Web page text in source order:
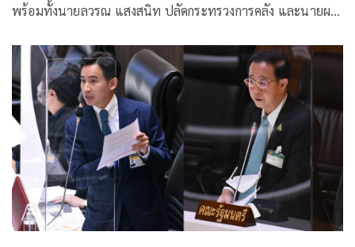
พร้อมทั้งนายลวรณ แสงสนิท ปลัดกระทรวงการคลัง และนายผ
(มหาชน) ร่วมกันแถลงข่าวโครงการ “ไทยช่วยไทย พลัส ฝ่า
วิกฤตไปด้วยกัน” ภายหลังผ่านการเห็นชอบจากที่ประชุมคณะ
รัฐมนตรี (ครม.)